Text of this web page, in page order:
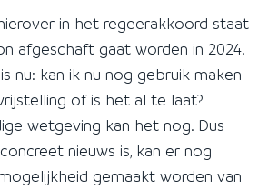
in het regeerakkoord staat
afgeschaft gaat worden in 2024.
nu: kan ik nu nog gebruik maken
of is het al te laat?
wetgeving kan het nog. Dus
nieuws is, kan er nog
gemaakt worden van